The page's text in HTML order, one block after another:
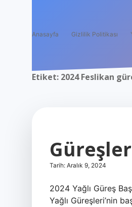
Anasayfa Gizlilik Politikası
Etiket: 2024 Feslikan
Tarih: Aralık 9, 2024
2024 Yağlı Güreş
Yağlı Güreşleri’nin